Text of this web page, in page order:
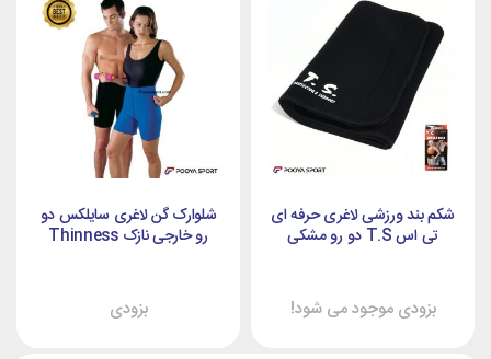
شکم بند ورزشی لاغری حرفه ای
تی اس T.S دو رو مشکی
بزودی موجود می شود!
شلوارک گن لاغری سایلکس دو
رو خارجی نازک Thinness
بزودی